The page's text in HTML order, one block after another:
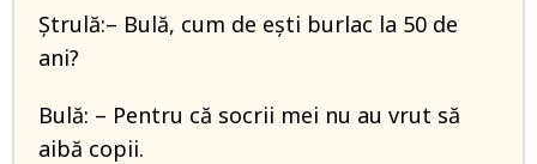
Ștrulă:– Bulă, cum de ești burlac la 50 de
ani?
Bulă: – Pentru că socrii mei nu au vrut să
aibă copii.